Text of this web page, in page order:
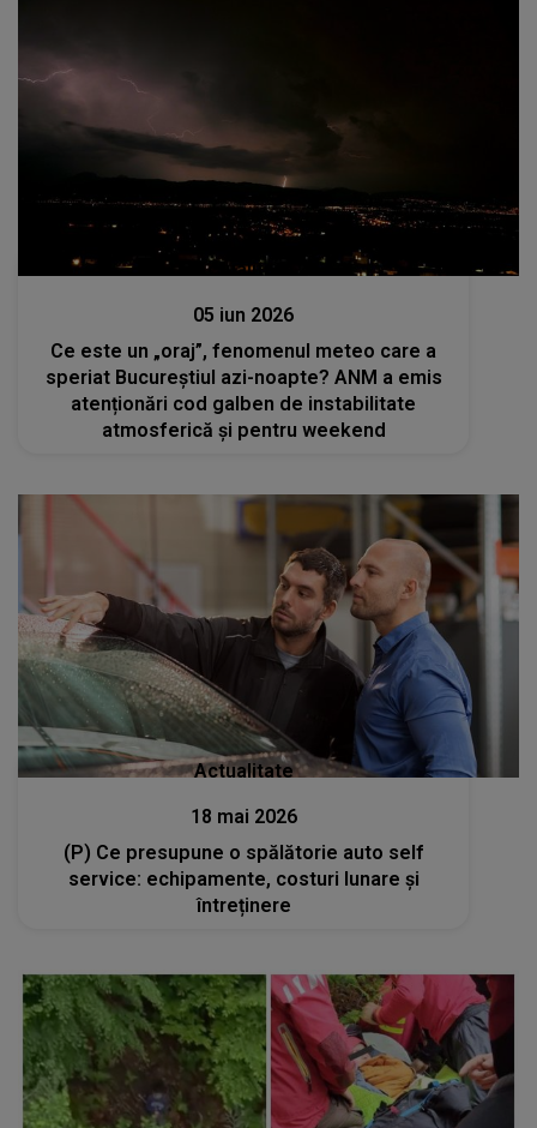
Actualitate
05 iun 2026
Ce este un „oraj”, fenomenul meteo care a
speriat Bucureștiul azi-noapte? ANM a emis
atenționări cod galben de instabilitate
atmosferică și pentru weekend
Actualitate
18 mai 2026
(P) Ce presupune o spălătorie auto self
service: echipamente, costuri lunare și
întreținere